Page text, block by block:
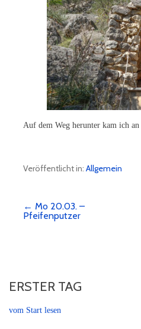
Auf dem Weg herunter kam ich
Veröffentlicht in: Allgemein
Beitragsnavigation
← Mo 20.03. –
Pfeifenputzer
ERSTER TAG
vom Start lesen